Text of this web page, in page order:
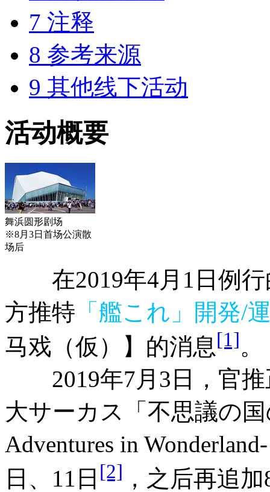
7 注释
8 参考来源
9 其他线下活动
活动概要
舞浜圆形剧场
※8月3日首场公演散
场后
在2019年4月1日例行
方推特 「艦これ」開発/
马戏（仮）】的消息[1]。
2019年7月3日，官推
大サーカス「不思議の
Adventures in Wonderland-
日、11日 [2] ，之后再追